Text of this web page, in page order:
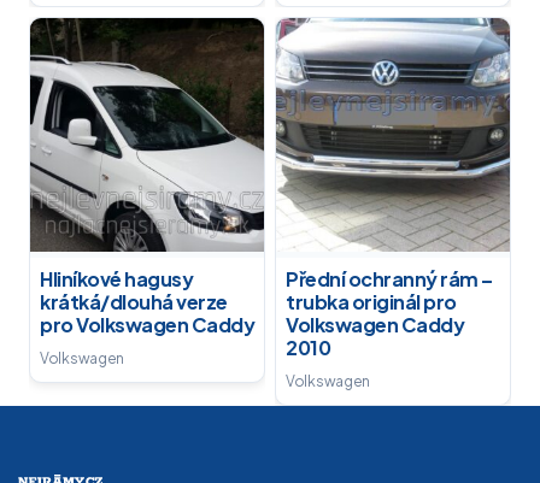
Hliníkové hagusy
krátká/dlouhá verze
pro Volkswagen Caddy
Volkswagen
Přední ochranný rám –
trubka originál pro
Volkswagen Caddy
2010
Volkswagen